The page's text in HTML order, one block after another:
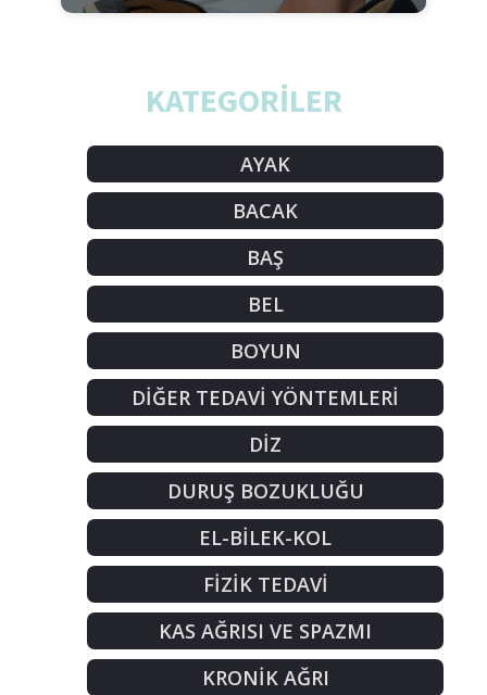
KATEGORİLER
AYAK
BACAK
BAŞ
BEL
BOYUN
DİĞER TEDAVİ YÖNTEMLERİ
DİZ
DURUŞ BOZUKLUĞU
EL-BİLEK-KOL
FİZİK TEDAVİ
KAS AĞRISI VE SPAZMI
KRONİK AĞRI